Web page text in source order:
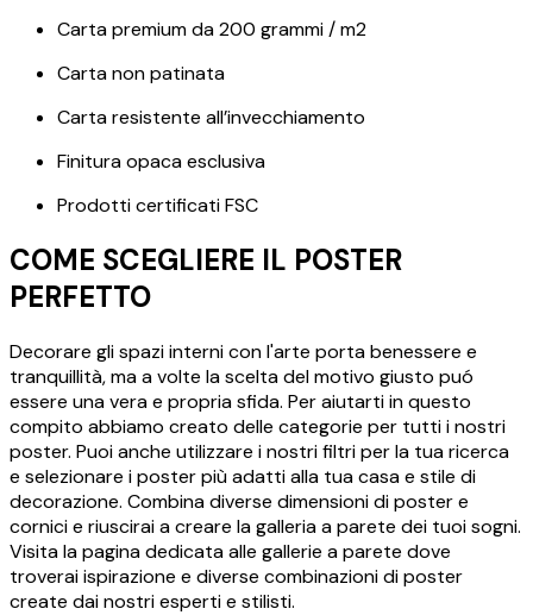
Carta premium da 200 grammi / m2
Carta non patinata
Carta resistente all’invecchiamento
Finitura opaca esclusiva
Prodotti certificati FSC
COME SCEGLIERE IL POSTER
PERFETTO
Decorare gli spazi interni con l'arte porta benessere e
tranquillità, ma a volte la scelta del motivo giusto puó
essere una vera e propria sfida. Per aiutarti in questo
compito abbiamo creato delle categorie per tutti i nostri
poster. Puoi anche utilizzare i nostri filtri per la tua ricerca
e selezionare i poster più adatti alla tua casa e stile di
decorazione. Combina diverse dimensioni di poster e
cornici e riuscirai a creare la galleria a parete dei tuoi sogni.
Visita la pagina dedicata alle gallerie a parete dove
troverai ispirazione e diverse combinazioni di poster
create dai nostri esperti e stilisti.